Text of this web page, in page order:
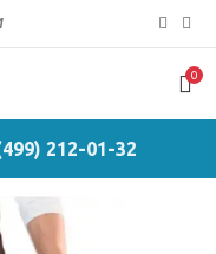
0
212-01-32